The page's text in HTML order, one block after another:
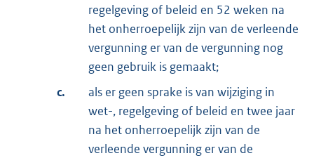
regelgeving of beleid en 52 weken na
het onherroepelijk zijn van de verleende
vergunning er van de vergunning nog
geen gebruik is gemaakt;
c.
als er geen sprake is van wijziging in
wet-, regelgeving of beleid en twee jaar
na het onherroepelijk zijn van de
verleende vergunning er van de